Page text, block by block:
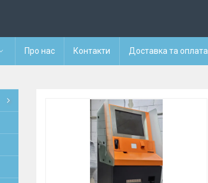
Про нас Контакти Доставка та оплата